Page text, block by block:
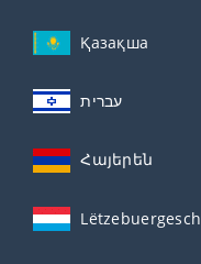
Қазақша
עברית
Հայերեն
Lëtzebuergesch